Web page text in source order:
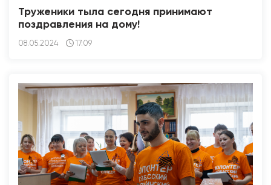
Труженики тыла сегодня принимают
поздравления на дому!
08.05.2024 17:09